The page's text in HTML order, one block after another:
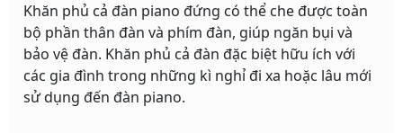
Khăn phủ cả đàn piano đứng có thể che được toàn
bộ phần thân đàn và phím đàn, giúp ngăn bụi và
bảo vệ đàn. Khăn phủ cả đàn đặc biệt hữu ích với
các gia đình trong những kì nghỉ đi xa hoặc lâu mới
sử dụng đến đàn piano.